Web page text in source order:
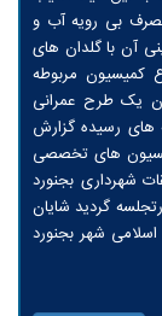
مصرف بی رویه آب و
آن با گلدان های
کمیسیون مربوطه
یک طرح عمرانی
های رسیده گزارش
های تخصصی
شهرداری بجنورد
گردید شایان
شهر بجنورد